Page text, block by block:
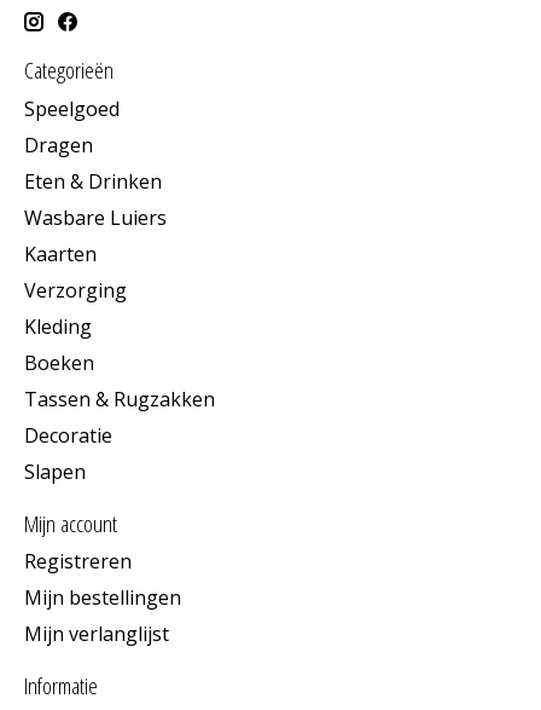
Categorieën
Speelgoed
Dragen
Eten & Drinken
Wasbare Luiers
Kaarten
Verzorging
Kleding
Boeken
Tassen & Rugzakken
Decoratie
Slapen
Mijn account
Registreren
Mijn bestellingen
Mijn verlanglijst
Informatie